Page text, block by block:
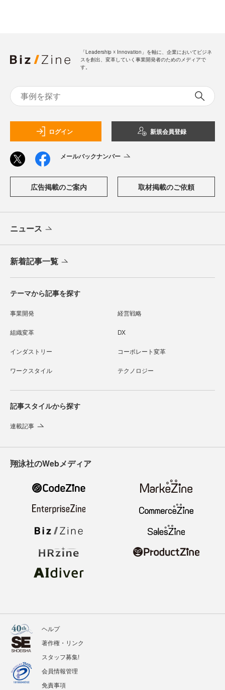
「Leadership ☓ Innovation」を軸に、企業においてビジネ
スを創出、変革していく事業開発者のためのメディアで
す。
ログイン 新規会員登録
メールバックナンバー
広告掲載のご案内 取材掲載のご依頼
ニュース
新着記事一覧
テーマから記事を探す
事業開発 経営戦略
組織変革 DX
インダストリー コーポレート変革
ワークスタイル テクノロジー
記事スタイルから探す
連載記事
翔泳社のWebメディア
ヘルプ
著作権・リンク
スタッフ募集!
会員情報管理